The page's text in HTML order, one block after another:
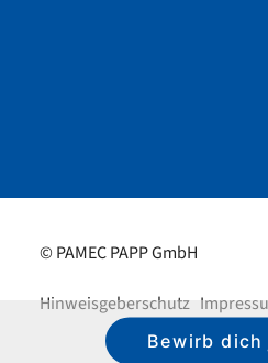
Bewirb dich
© PAMEC PAPP GmbH
Hinweisgeberschutz